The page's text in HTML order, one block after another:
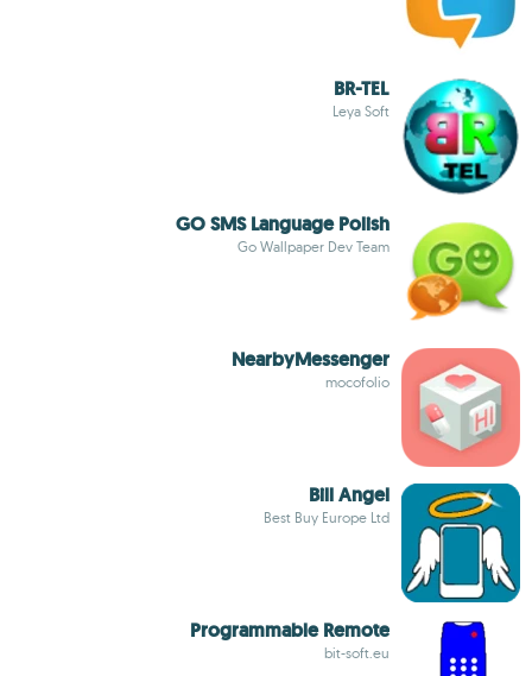
BR-TEL
Leya Soft
GO SMS Language Polish
Go Wallpaper Dev Team
NearbyMessenger
mocofolio
Bill Angel
Best Buy Europe Ltd
Programmable Remote
bit-soft.eu